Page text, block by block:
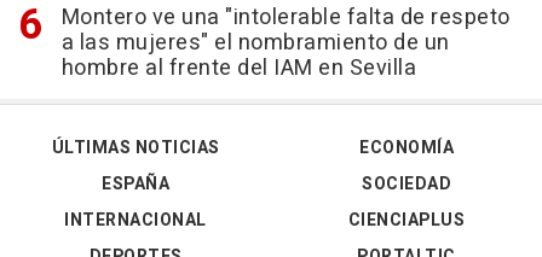
Montero ve una "intolerable falta de respeto
a las mujeres" el nombramiento de un
hombre al frente del IAM en Sevilla
ÚLTIMAS NOTICIAS
ESPAÑA
INTERNACIONAL
ECONOMÍA
SOCIEDAD
CIENCIAPLUS